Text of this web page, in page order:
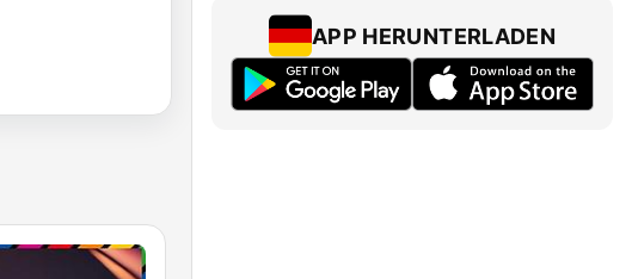
APP HERUNTERLADEN